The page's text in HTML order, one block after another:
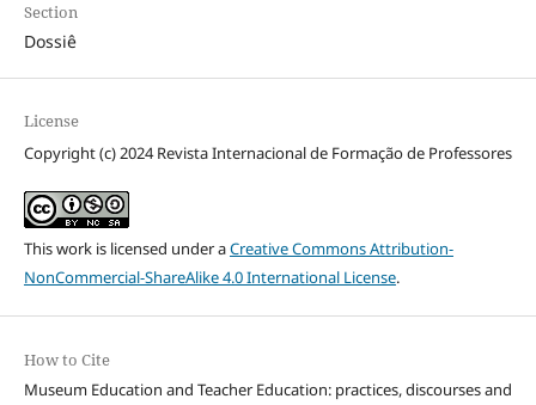
Section
Dossiê
License
Copyright (c) 2024 Revista Internacional de Formação de Professores
This work is licensed under aCreative Commons Attribution-
NonCommercial-ShareAlike 4.0 International License.
How to Cite
Museum Education and Teacher Education: practices, discourses and